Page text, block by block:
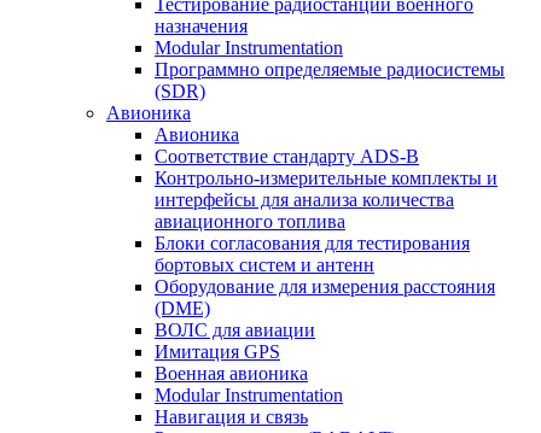
Тестирование радиостанций военного
назначения
Modular Instrumentation
Программно определяемые радиосистемы
(SDR)
Авионика
Авионика
Соответствие стандарту ADS-B
Контрольно-измерительные комплекты и
интерфейсы для анализа количества
авиационного топлива
Блоки согласования для тестирования
бортовых систем и антенн
Оборудование для измерения расстояния
(DME)
ВОЛС для авиации
Имитация GPS
Военная авионика
Modular Instrumentation
Навигация и связь